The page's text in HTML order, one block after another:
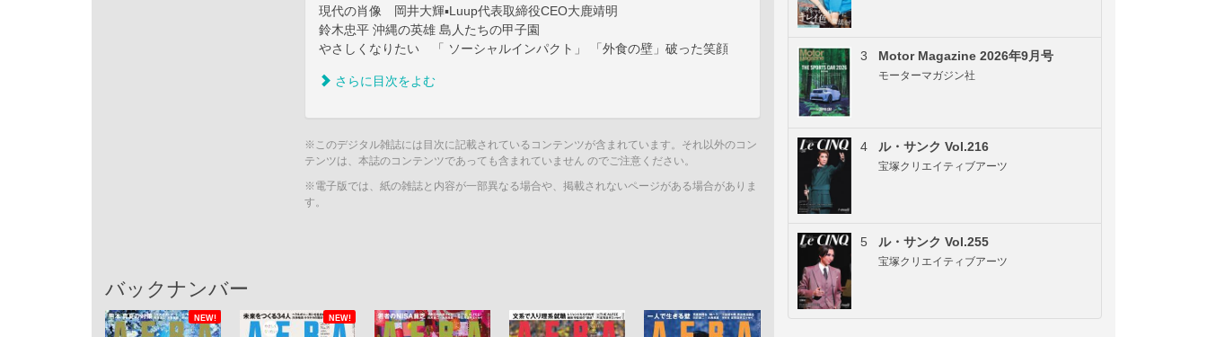
現代の肖像 岡井大輝▪Luup代表取締役CEO大鹿靖明
鈴木忠平 沖縄の英雄 島人たちの甲子園
やさしくなりたい 「 ソーシャルインパクト」 「外食の壁」破った笑顔
さらに目次をよむ
※このデジタル雑誌には目次に記載されているコンテンツが含まれています。それ以外のコン
テンツは、本誌のコンテンツであっても含まれていません のでご注意ください。
※電子版では、紙の雑誌と内容が一部異なる場合や、掲載されないページがある場合がありま
す。
バックナンバー
NEW! NEW!
3 Motor Magazine 2026年9月号
モーターマガジン社
4 ル・サンク Vol.216
宝塚クリエイティブアーツ
5 ル・サンク Vol.255
宝塚クリエイティブアーツ